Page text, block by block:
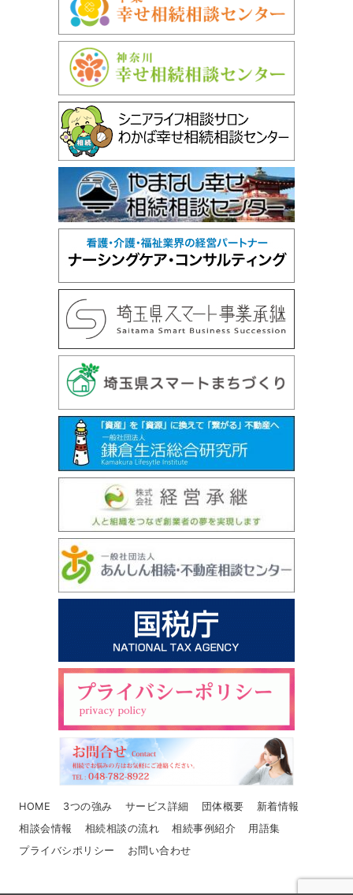
HOME 3つの強み サービス詳細 団体概要
新着情報
相談会情報
相続相談の流れ 相続事例紹介
用語集
プライバシポリシー
お問い合わせ